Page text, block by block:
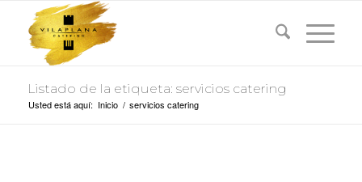
Listado de la etiqueta: servicios catering
Usted está aquí: Inicio / servicios catering